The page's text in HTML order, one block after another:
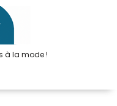
à la mode !